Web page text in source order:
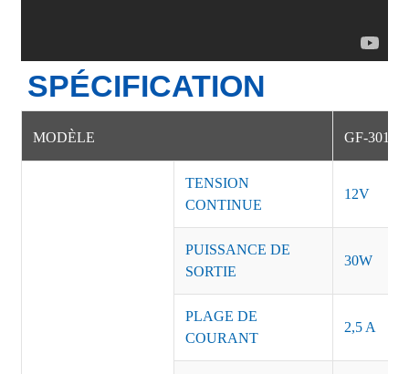
SPÉCIFICATION
MODÈLE GF-
TENSION
CONTINUE
12V
PUISSANCE DE
SORTIE
30W
PLAGE DE
COURANT
2,5 A